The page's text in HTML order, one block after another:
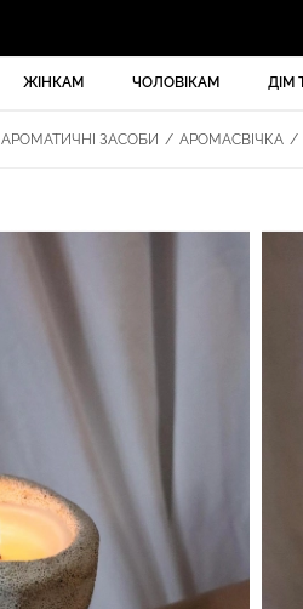
ЖІНКАМ ЧОЛОВІКАМ ДІМ
АРОМАТИЧНІ ЗАСОБИ / АРОМАСВІЧКА /